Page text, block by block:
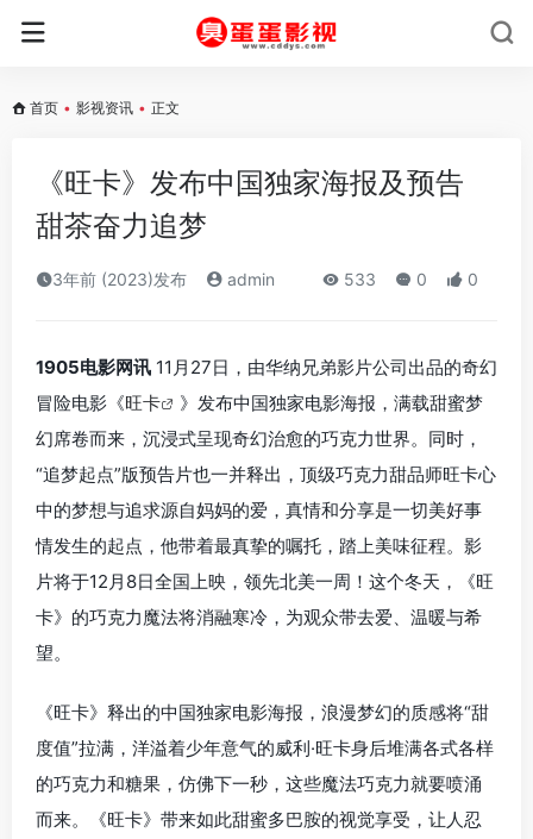
首页 • 影视资讯 • 正文
《旺卡》发布中国独家海报及预告
甜茶奋力追梦
3年前 (2023)发布 admin 533 0 0
1905电影网讯 11月27日，由华纳兄弟影片公司出品的奇幻
冒险电影《旺卡
》发布中国独家电影海报，满载甜蜜梦
幻席卷而来，沉浸式呈现奇幻治愈的巧克力世界。同时，
“追梦起点”版预告片也一并释出，顶级巧克力甜品师旺卡心
中的梦想与追求源自妈妈的爱，真情和分享是一切美好事
情发生的起点，他带着最真挚的嘱托，踏上美味征程。影
片将于12月8日全国上映，领先北美一周！这个冬天，《旺
卡》的巧克力魔法将消融寒冷，为观众带去爱、温暖与希
望。
《旺卡》释出的中国独家电影海报，浪漫梦幻的质感将“甜
度值”拉满，洋溢着少年意气的威利·旺卡身后堆满各式各样
的巧克力和糖果，仿佛下一秒，这些魔法巧克力就要喷涌
而来。《旺卡》带来如此甜蜜多巴胺的视觉享受，让人忍